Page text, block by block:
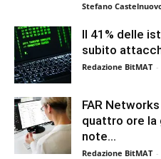
Stefano
Il 41% delle
subito
Redazione BitMAT -
FAR
quattro ore la
note...
Redazione BitMAT -